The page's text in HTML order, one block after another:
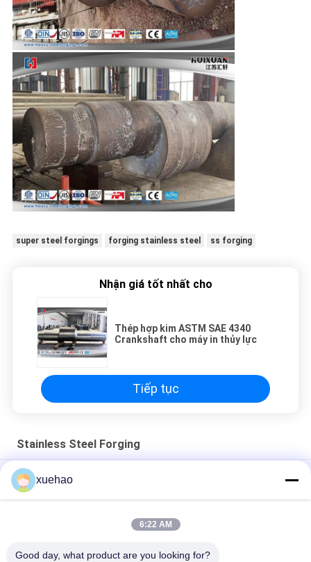
super steel forgings forging stainless steel ss forging
Nhận giá tốt nhất cho
Thép hợp kim ASTM SAE 4340
Crankshaft cho máy in thủy lực
Tiếp tục
Stainless Steel Forging
Van bi hàn Vỏ thép không gỉ Rèn A105 LF2 F304 304L F316 316L
F51 F53
Carbon Steel Rèn rèn các bộ phận Nhiệm vụ nặng nề Tàu áp
xuehao
6:22 AM
Good day, what product are you looking for?